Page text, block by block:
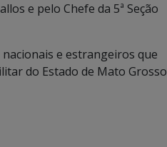
e pelo Chefe da 5ª Seção
e estrangeiros que
do Estado de Mato Grosso